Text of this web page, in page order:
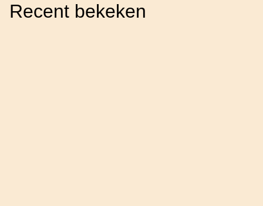
Recent bekeken